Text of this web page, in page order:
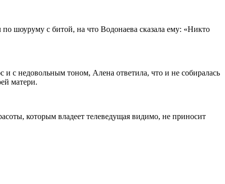
шоуруму с битой, на что Водонаева сказала ему: «Никто
с недовольным тоном, Алена ответила, что и не собиралась
матери.
которым владеет телеведущая видимо, не приносит